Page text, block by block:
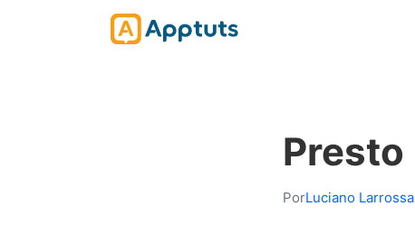
Presto
PorLuciano Larrossa